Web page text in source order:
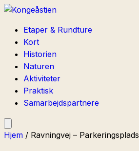
Etaper & Rundture
Kort
Historien
Naturen
Aktiviteter
Praktisk
Samarbejdspartnere
Hjem / Ravningvej – Parkeringsplads